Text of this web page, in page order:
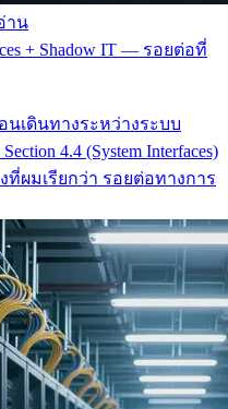
าน
+ Shadow IT — รอยต่อที่
เดินทางระหว่างระบบ
4.4 (System Interfaces)
ที่ผมเรียกว่า รอยต่อทางการ